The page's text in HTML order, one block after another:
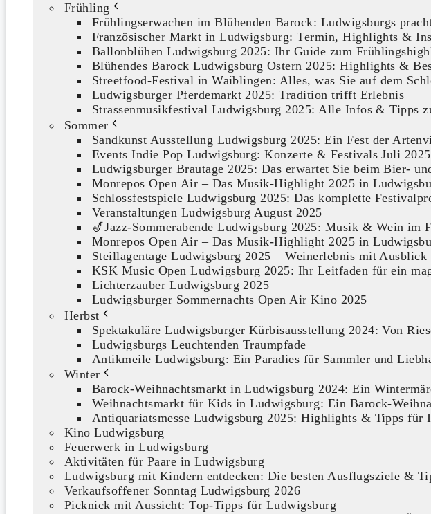
Frühling
Frühlingserwachen im Blühenden Barock: Ludwigsburgs
Französischer Markt in Ludwigsburg: Termin, Highlights &
Ballonblühen Ludwigsburg 2025: Ihr Guide zum
Blühendes Barock Ludwigsburg Ostern 2025: Highlights &
Streetfood-Festival in Waiblingen: Alles, was Sie auf dem
Ludwigsburger Pferdemarkt 2025: Tradition trifft Erlebnis
Strassenmusikfestival Ludwigsburg 2025: Alle Infos & Tipps
Sommer
Sandkunst Ausstellung Ludwigsburg 2025: Ein Fest der
Events Indie Pop Ludwigsburg: Konzerte & Festivals Juli 2025
Ludwigsburger Brautage 2025: Das erwartet Sie beim Bier-
Monrepos Open Air – Das Musik-Highlight 2025 in
Schlossfestspiele Ludwigsburg 2025: Das komplette
Veranstaltungen Ludwigsburg August 2025
🎷Jazz-Sommerabende Ludwigsburg 2025: Musik & Wein im
Monrepos Open Air – Das Musik-Highlight 2025 in
Steillagentage Ludwigsburg 2025 – Weinerlebnis mit
KSK Music Open Ludwigsburg 2025: Ihr Leitfaden für ein
Lichterzauber Ludwigsburg 2025
Ludwigsburger Sommernachts Open Air Kino 2025
Herbst
Spektakuläre Ludwigsburger Kürbisausstellung 2024: Von
Ludwigsburgs Leuchtenden Traumpfade
Antikmeile Ludwigsburg: Ein Paradies für Sammler und
Winter
Barock-Weihnachtsmarkt in Ludwigsburg 2024: Ein
Weihnachtsmarkt für Kids in Ludwigsburg: Ein Barock-
Antiquariatsmesse Ludwigsburg 2025: Highlights & Tipps für
Kino Ludwigsburg
Feuerwerk in Ludwigsburg
Aktivitäten für Paare in Ludwigsburg
Ludwigsburg mit Kindern entdecken: Die besten Ausflugsziele &
Verkaufsoffener Sonntag Ludwigsburg 2026
Picknick mit Aussicht: Top-Tipps für Ludwigsburg